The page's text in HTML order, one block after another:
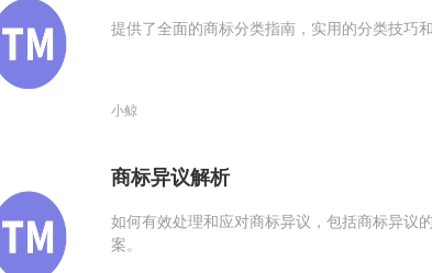
提供了全面的商标分类指南，实用的分类技巧和
小鲸
商标异议解析
如何有效处理和应对商标异议，包括商标异议
案。